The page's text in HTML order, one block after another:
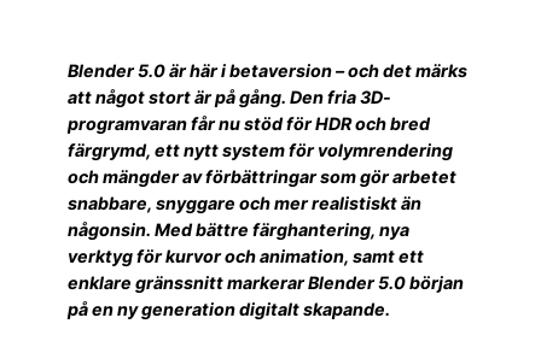
Blender 5.0 är här i betaversion – och det märks
att något stort är på gång. Den fria 3D-
programvaran får nu stöd för HDR och bred
färgrymd, ett nytt system för volymrendering
och mängder av förbättringar som gör arbetet
snabbare, snyggare och mer realistiskt än
någonsin. Med bättre färghantering, nya
verktyg för kurvor och animation, samt ett
enklare gränssnitt markerar Blender 5.0 början
på en ny generation digitalt skapande.